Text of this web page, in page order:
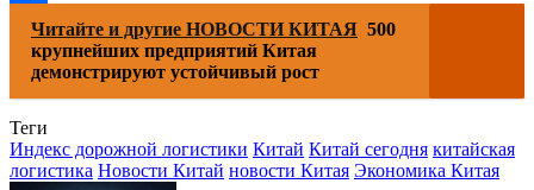
Отправить
Читайте и другие НОВОСТИ КИТАЯ 500
крупнейших предприятий Китая
демонстрируют устойчивый рост
Теги
Индекс дорожной логистики Китай Китай сегодня китайская
логистика Новости Китай новости Китая Экономика Китая